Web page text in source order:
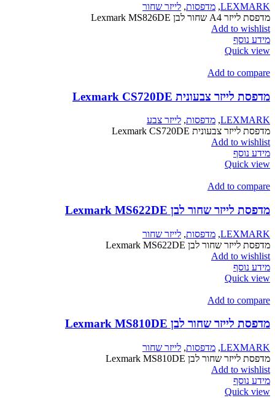
LEXMARK
, מדפסות, לייזר שחור
מדפסת לייזר A4 שחור לבן Lexmark MS826DE
Add to wishlist
מידע נוסף
Quick view
Add to compare
מדפסת לייזר צבעונית Lexmark CS720DE
LEXMARK
, מדפסות, לייזר צבע
מדפסת לייזר צבעונית Lexmark CS720DE
Add to wishlist
מידע נוסף
Quick view
Add to compare
מדפסת לייזר שחור לבן Lexmark MS622DE
LEXMARK
, מדפסות, לייזר שחור
מדפסת לייזר שחור לבן Lexmark MS622DE
Add to wishlist
מידע נוסף
Quick view
Add to compare
מדפסת לייזר שחור לבן Lexmark MS810DE
LEXMARK
, מדפסות, לייזר שחור
מדפסת לייזר שחור לבן Lexmark MS810DE
Add to wishlist
מידע נוסף
Quick view